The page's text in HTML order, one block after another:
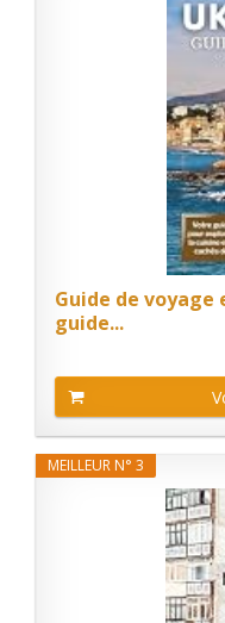
Guide de voyage
guide...
MEILLEUR N° 3